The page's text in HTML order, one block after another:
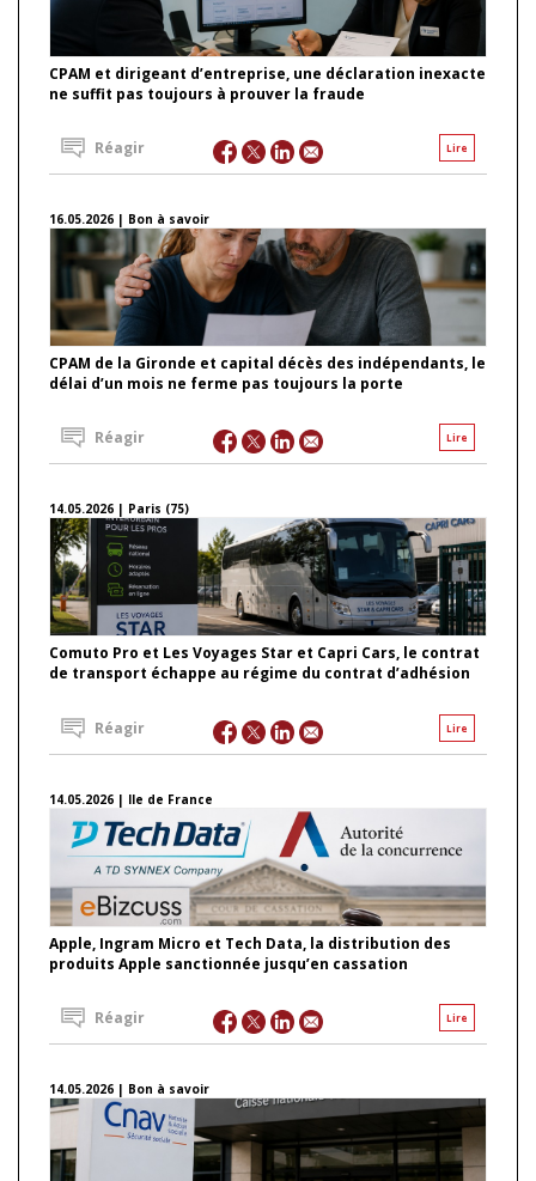
CPAM et dirigeant d’entreprise, une déclaration inexacte
ne suffit pas toujours à prouver la fraude
Lire
Réagir
16.05.2026 | Bon à savoir
CPAM de la Gironde et capital décès des indépendants, le
délai d’un mois ne ferme pas toujours la porte
Lire
Réagir
14.05.2026 | Paris (75)
Comuto Pro et Les Voyages Star et Capri Cars, le contrat
de transport échappe au régime du contrat d’adhésion
Lire
Réagir
14.05.2026 | Ile de France
Apple, Ingram Micro et Tech Data, la distribution des
produits Apple sanctionnée jusqu’en cassation
Lire
Réagir
14.05.2026 | Bon à savoir